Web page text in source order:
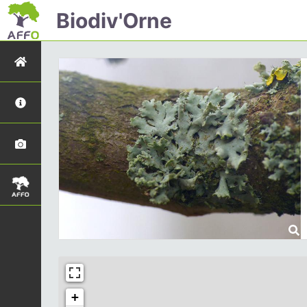
Biodiv'Orne
+